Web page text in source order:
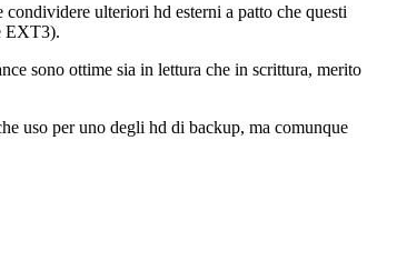
condividere ulteriori hd esterni a patto che questi
EXT3).
sono ottime sia in lettura che in scrittura, merito
uso per uno degli hd di backup, ma comunque